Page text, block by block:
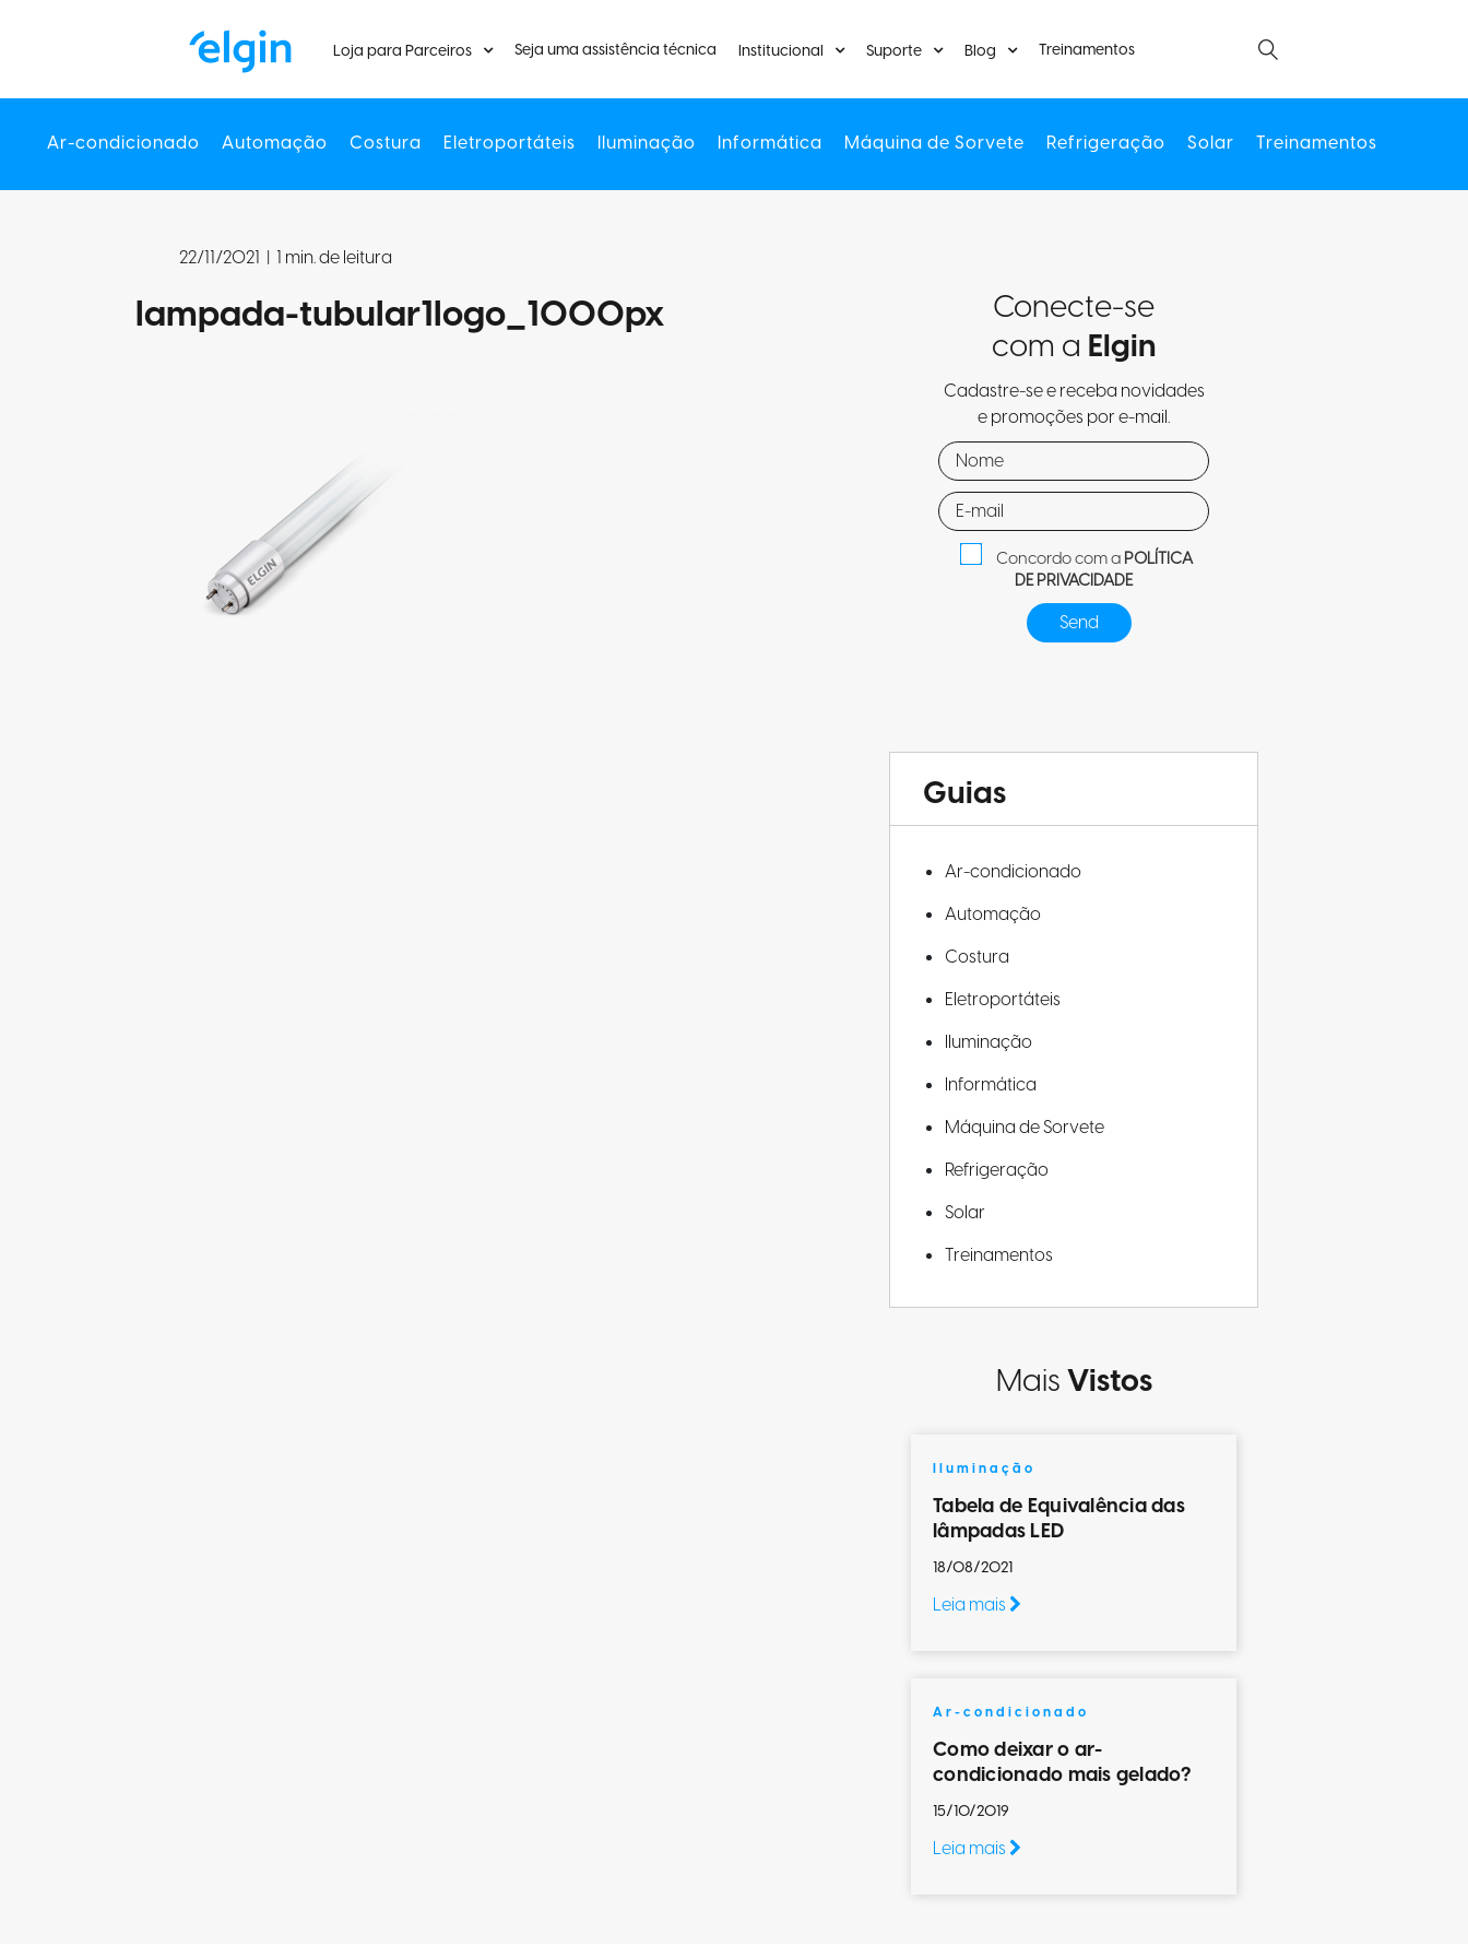
Loja para Parceiros Seja uma assistência técnica Institucional Suporte Blog Treinamentos
Ar-condicionado Automação Costura Eletroportáteis Iluminação Informática Máquina de Sorvete Refrigeração Solar Treinamentos
22/11/2021 | 1 min. de leitura
lampada-tubular1logo_1000px
Conecte-se
com a Elgin
Cadastre-se e receba novidades
e promoções por e-mail.
Concordo com aPOLÍTICA
DE PRIVACIDADE
Guias
Ar-condicionado
Automação
Costura
Eletroportáteis
Iluminação
Informática
Máquina de Sorvete
Refrigeração
Solar
Treinamentos
MaisVistos
Iluminação
Tabela de Equivalência das
lâmpadas LED
18/08/2021
Leia mais
Ar-condicionado
Como deixar o ar-
condicionado mais gelado?
15/10/2019
Leia mais